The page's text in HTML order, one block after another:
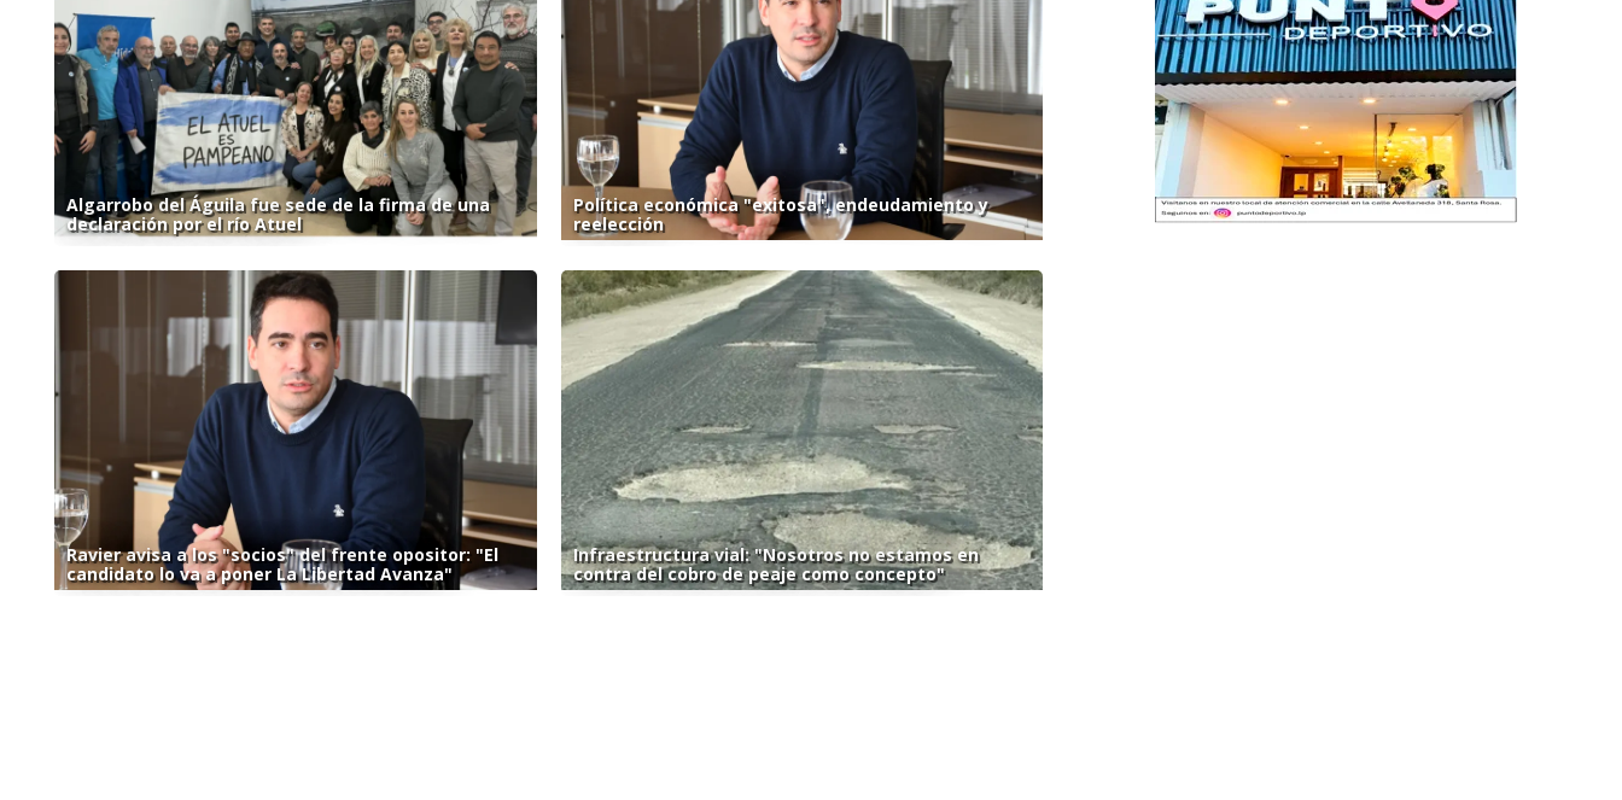
Algarrobo del Águila fue sede de la firma de una
declaración por el río Atuel
Política económica "exitosa", endeudamiento y
reelección
Ravier avisa a los "socios" del frente opositor: "El
candidato lo va a poner La Libertad Avanza"
Infraestructura vial: "Nosotros no estamos en
contra del cobro de peaje como concepto"